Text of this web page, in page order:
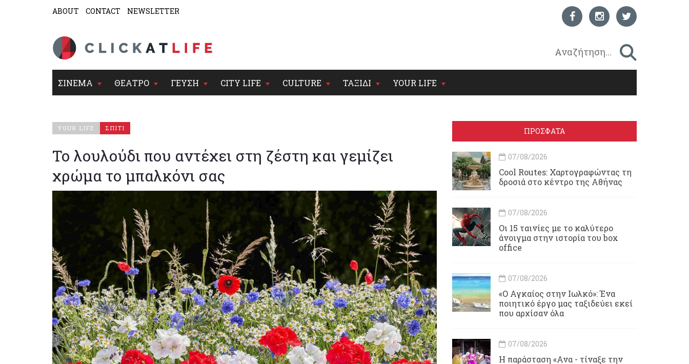
ABOUT CONTACT NEWSLETTER
ΣΙΝΕΜΑ ΘΕΑΤΡΟ ΓΕΥΣΗ CITY LIFE CULTURE ΤΑΞΙΔΙ YOUR LIFE
YOUR LIFE ΣΠΙΤΙ
Το λουλούδι που αντέχει στη ζέστη και γεμίζει
χρώμα το μπαλκόνι σας
ΠΡΟΣΦΑΤΑ
07/08/2026
Cool Routes: Χαρτογραφώντας τη
δροσιά στο κέντρο της Αθήνας
07/08/2026
Οι 15 ταινίες με το καλύτερο
άνοιγμα στην ιστορία του box
office
07/08/2026
«Ο Αγκαίος στην Ιωλκό»: Ένα
ποιητικό έργο μας ταξιδεύει εκεί
που αρχίσαν όλα
07/08/2026
Η παράσταση «Ανα - τίναξε την